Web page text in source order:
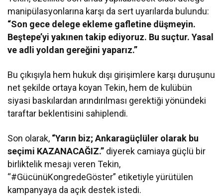
manipülasyonlarına karşı da sert uyarılarda bulundu:
“Son gece delege ekleme gafletine düşmeyin.
Beştepe’yi yakınen takip ediyoruz. Bu suçtur. Yasal
ve adli yoldan gereğini yaparız.”
Bu çıkışıyla hem hukuk dışı girişimlere karşı duruşunu
net şekilde ortaya koyan Tekin, hem de kulübün
siyasi baskılardan arındırılması gerektiği yönündeki
taraftar beklentisini sahiplendi.
Son olarak, “Yarın biz; Ankaragüçlüler olarak bu
seçimi KAZANACAĞIZ.” diyerek camiaya güçlü bir
birliktelik mesajı veren Tekin,
“#GücünüKongredeGöster” etiketiyle yürütülen
kampanyaya da açık destek istedi.